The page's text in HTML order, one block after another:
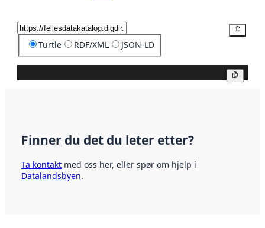
Turtle RDF/XML JSON-LD
Finner du det du leter etter?
Ta kontakt med oss her, eller spør om hjelp i
Datalandsbyen.